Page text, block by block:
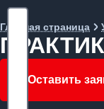
Главная страница
Оставить